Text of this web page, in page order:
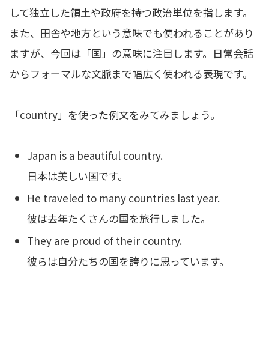
して独立した領土や政府を持つ政治単位を指します。
また、田舎や地方という意味でも使われることがあり
ますが、今回は「国」の意味に注目します。日常会話
からフォーマルな文脈まで幅広く使われる表現です。
「country」を使った例文をみてみましょう。
Japan is a beautiful country.
日本は美しい国です。
He traveled to many countries last year.
彼は去年たくさんの国を旅行しました。
They are proud of their country.
彼らは自分たちの国を誇りに思っています。